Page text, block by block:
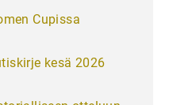
Cupissa
kesä 2026